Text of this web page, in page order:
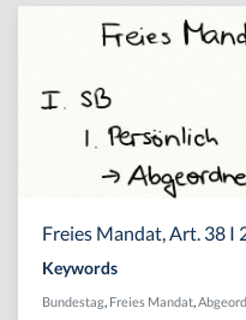
Freies Mandat, Art. 38 I
Keywords
Bundestag Freies Mandat